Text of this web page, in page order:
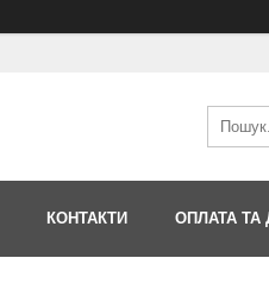
КОНТАКТИ ОПЛАТА ТА